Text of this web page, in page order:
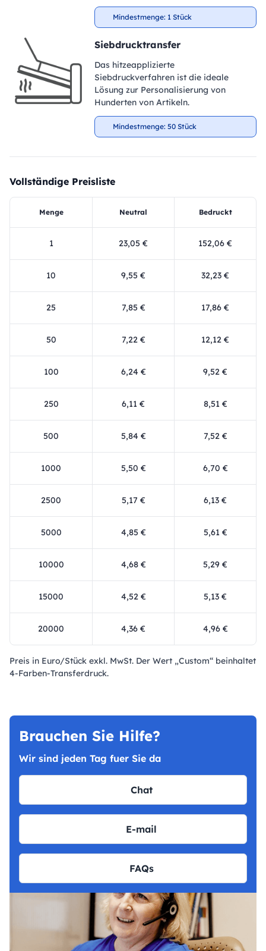
Mindestmenge: 1 Stück
Siebdrucktransfer
Das hitzeapplizierte
Siebdruckverfahren ist die ideale
Lösung zur Personalisierung von
Hunderten von Artikeln.
Mindestmenge: 50 Stück
Vollständige Preisliste
Menge Neutral Bedruckt
1 23,05 € 152,06 €
10 9,55 € 32,23 €
25 7,85 € 17,86 €
50 7,22 € 12,12 €
100 6,24 € 9,52 €
250 6,11 € 8,51 €
500 5,84 € 7,52 €
1000 5,50 € 6,70 €
2500 5,17 € 6,13 €
5000 4,85 € 5,61 €
10000 4,68 € 5,29 €
15000 4,52 € 5,13 €
20000 4,36 € 4,96 €
Preis in Euro/Stück exkl. MwSt. Der Wert „Custom“ beinhaltet
4-Farben-Transferdruck.
Brauchen Sie Hilfe?
Wir sind jeden Tag fuer Sie da
Chat
E-mail
FAQs